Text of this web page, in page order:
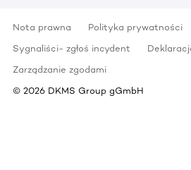
Nota prawna Polityka prywatności
Sygnaliści- zgłoś incydent
Zarządzanie zgodami
© 2026 DKMS Group gGmbH